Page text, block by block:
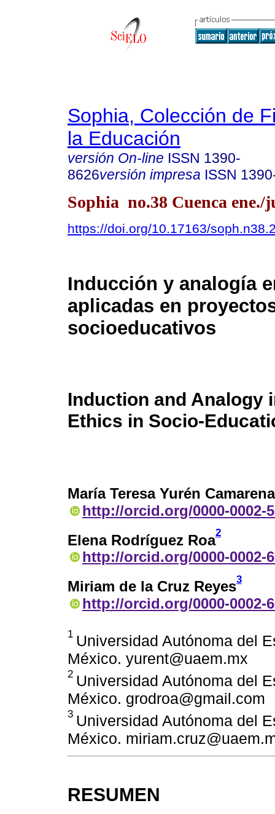
Sophia, Colección de
la Educación
versión On-line ISSN 1390-
8626versión impresa ISSN
Sophia no.38 Cuenca ene./
https://doi.org/10.17163/
Inducción y analogía
aplicadas en
socioeducativos
Induction and Analogy
Ethics in Socio-
María Teresa Yurén Camarena
http://orcid.org/0000-0002-
Elena Rodríguez Roa2
http://orcid.org/0000-0002-
Miriam de la Cruz Reyes3
http://orcid.org/0000-0002-
1 Universidad Autónoma del
México. yurent@uaem.mx
2 Universidad Autónoma del
México. grodroa@gmail.com
3 Universidad Autónoma del
México.
RESUMEN